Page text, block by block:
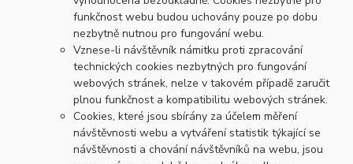
funkčnost webu budou uchovány pouze po dobu
nezbytně nutnou pro fungování webu.
Vznese-li návštěvník námitku proti zpracování
technických cookies nezbytných pro fungování
webových stránek, nelze v takovém případě zaručit
plnou funkčnost a kompatibilitu webových stránek.
Cookies, které jsou sbírány za účelem měření
návštěvnosti webu a vytváření statistik týkající se
návštěvnosti a chování návštěvníků na webu, jsou